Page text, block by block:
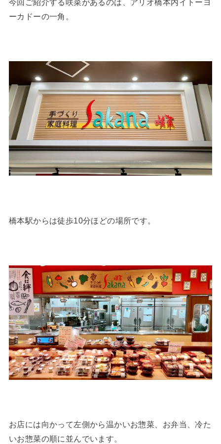
今回ご紹介する咲菜があるのは、アリオ橋本内イトーヨ
ーカドーの一角。
橋本駅からは徒歩10分ほどの場所です。
お店には向かって左側から温かいお惣菜、お弁当、冷た
いお惣菜の順に並んでいます。